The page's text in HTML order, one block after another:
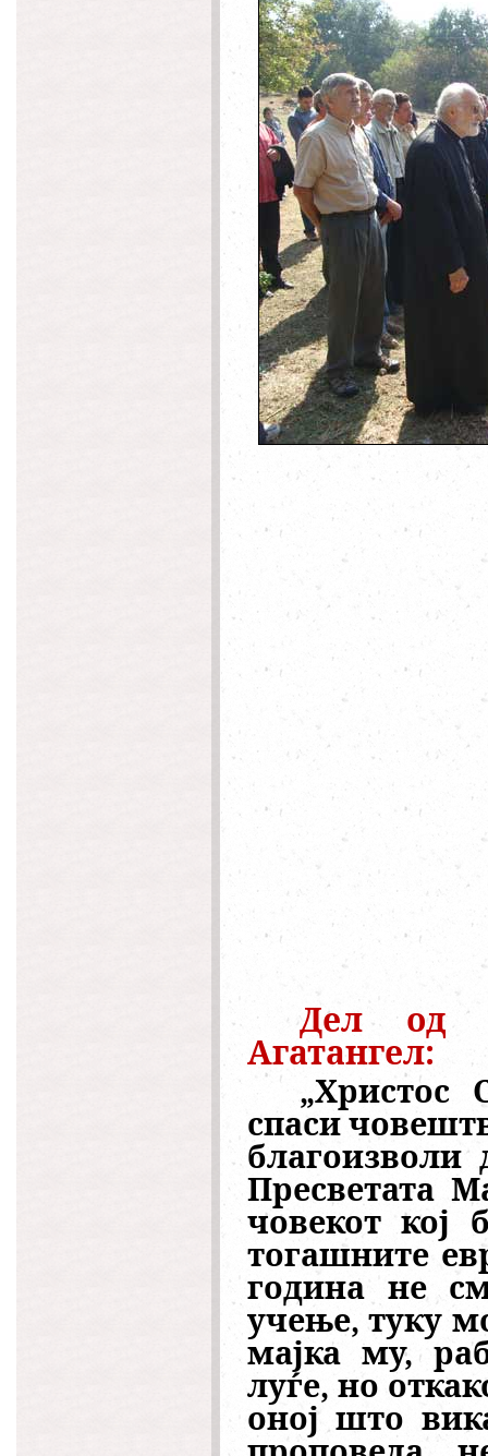
Дел од
Агатангел:
„Христос
спаси
благоизволи
Пресветата
човекот кој
тогашните
година не
учење, туку
мајка му,
луѓе, но
оној што